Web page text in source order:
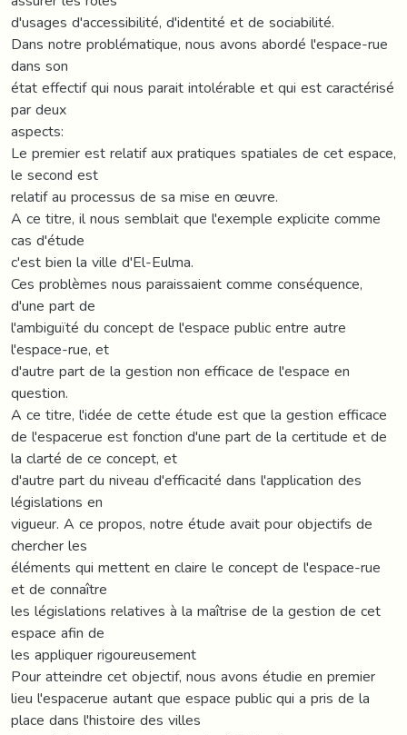
d'usages d'accessibilité, d'identité et de sociabilité.
Dans notre problématique, nous avons abordé l'espace-rue
dans son
état effectif qui nous parait intolérable et qui est caractérisé
par deux
aspects:
Le premier est relatif aux pratiques spatiales de cet espace,
le second est
relatif au processus de sa mise en œuvre.
A ce titre, il nous semblait que l'exemple explicite comme
cas d'étude
c'est bien la ville d'El-Eulma.
Ces problèmes nous paraissaient comme conséquence,
d'une part de
l'ambiguïté du concept de l'espace public entre autre
l'espace-rue, et
d'autre part de la gestion non efficace de l'espace en
question.
A ce titre, l'idée de cette étude est que la gestion efficace
de l'espacerue est fonction d'une part de la certitude et de
la clarté de ce concept, et
d'autre part du niveau d'efficacité dans l'application des
législations en
vigueur. A ce propos, notre étude avait pour objectifs de
chercher les
éléments qui mettent en claire le concept de l'espace-rue
et de connaître
les législations relatives à la maîtrise de la gestion de cet
espace afin de
les appliquer rigoureusement
Pour atteindre cet objectif, nous avons étudie en premier
lieu l'espacerue autant que espace public qui a pris de la
place dans l'histoire des villes